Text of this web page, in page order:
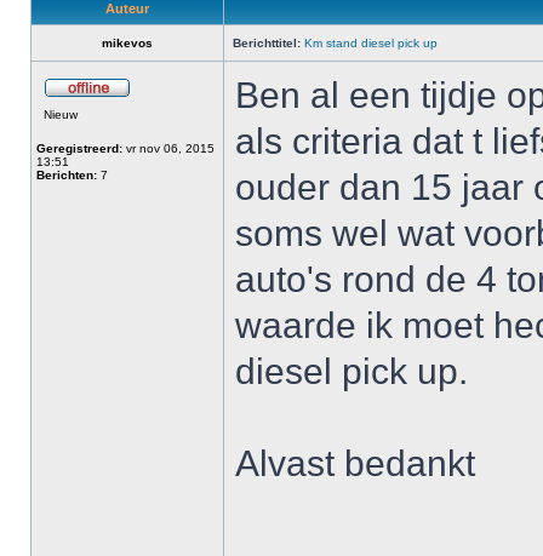
Auteur
mikevos Berichttitel: Km stand diesel pick up
Nieuw
Geregistreerd: vr nov 06, 2015
13:51
Berichten: 7
Ben al een tijdje
als criteria dat t
ouder dan 15 jaar
soms wel wat
auto's rond de 4
waarde ik moet
diesel pick up.
Alvast bedankt